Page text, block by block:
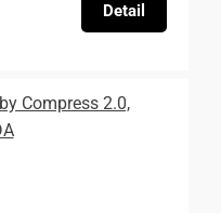
Detail
Compress 2.0,